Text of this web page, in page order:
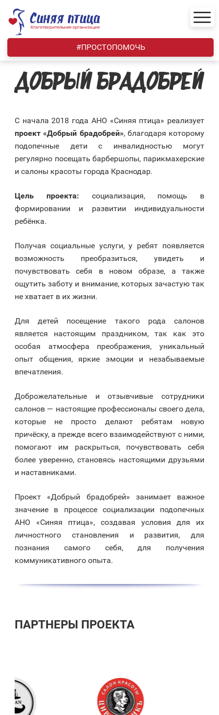
content
#ПРОСТОПОМОЧЬ
ДОБРЫЙ БРАДОБРЕЙ
С начала 2018 года АНО «Синяя птица» реализует
проект «Добрый брадобрей», благодаря которому
подопечные дети с инвалидностью могут
регулярно посещать барбершопы, парикмахерские
и салоны красоты города Краснодар.
Цель проекта: социализация, помощь в
формировании и развитии индивидуальности
ребёнка.
Получая социальные услуги, у ребят появляется
возможность преобразиться, увидеть и
почувствовать себя в новом образе, а также
ощутить заботу и внимание, которых зачастую так
не хватает в их жизни.
Для детей посещение такого рода салонов
является настоящим праздником, так как это
особая атмосфера преображения, уникальный
опыт общения, яркие эмоции и незабываемые
впечатления.
Доброжелательные и отзывчивые сотрудники
салонов — настоящие профессионалы своего дела,
которые не просто делают ребятам новую
причёску, а прежде всего взаимодействуют с ними,
помогают им раскрыться, почувствовать себя
более уверенно, становясь настоящими друзьями
и наставниками.
Проект «Добрый брадобрей» занимает важное
значение в процессе социализации подопечных
АНО «Синяя птица», создавая условия для их
личностного становления и развития, для
познания самого себя, для получения
коммуникативного опыта.
ПАРТНЕРЫ ПРОЕКТА